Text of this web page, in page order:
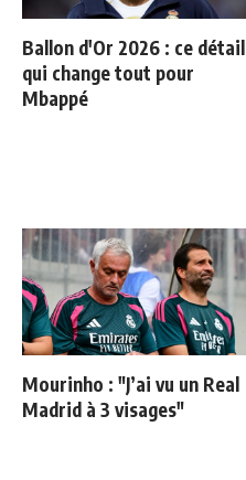
Ballon d'Or 2026 : ce détail
qui change tout pour
Mbappé
Mourinho : "J’ai vu un Real
Madrid à 3 visages"